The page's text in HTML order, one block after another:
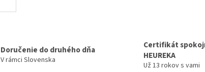
Doručenie do druhého dňa
V rámci Slovenska
Certifikát
HEUREKA
Už 13 rokov s vami